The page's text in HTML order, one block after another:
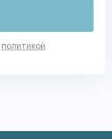
политикой